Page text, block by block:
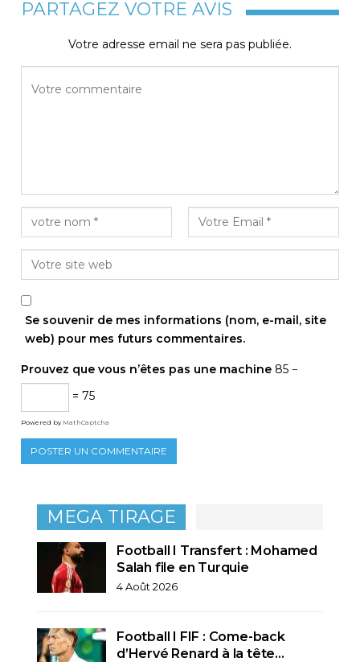
PARTAGEZ VOTRE AVIS
Votre adresse email ne sera pas publiée.
Se souvenir de mes informations (nom, e-mail, site
web) pour mes futurs commentaires.
Prouvez que vous n’êtes pas une machine 85 −
= 75
Powered by MathCaptcha
MEGA TIRAGE
Football I Transfert : Mohamed
Salah file en Turquie
4 Août 2026
Football I FIF : Come-back
d’Hervé Renard à la tête…